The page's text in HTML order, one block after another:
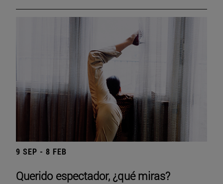
9 SEP - 8 FEB
Querido espectador, ¿qué miras?